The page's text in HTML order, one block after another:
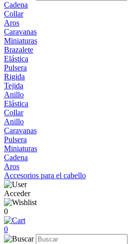
Cadena
Collar
Aros
Caravanas
Miniaturas
Brazalete
Elástica
Pulsera
Rigida
Tejida
Anillo
Elástica
Collar
Anillo
Caravanas
Pulsera
Miniaturas
Cadena
Aros
Accesorios para el cabello
Acceder
0
0